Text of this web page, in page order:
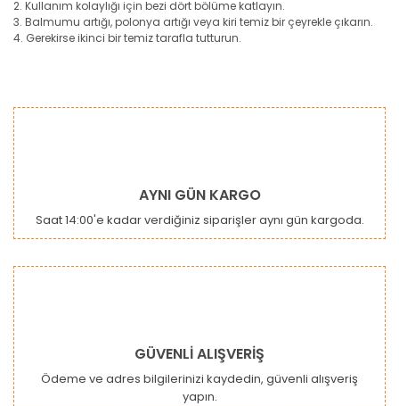
2. Kullanım kolaylığı için bezi dört bölüme katlayın.
3. Balmumu artığı, polonya artığı veya kiri temiz bir çeyrekle çıkarın.
4. Gerekirse ikinci bir temiz tarafla tutturun.
Bu ürüne ilk yorumu siz yapın!
Ürün açıklamasında eksik bilgiler bulunuyor.
Ürün bilgilerinde hatalar bulunuyor.
Gönder
AYNI GÜN KARGO
Saat 14:00'e kadar verdiğiniz siparişler aynı gün kargoda.
GÜVENLİ ALIŞVERİŞ
Ödeme ve adres bilgilerinizi kaydedin, güvenli alışveriş
yapın.